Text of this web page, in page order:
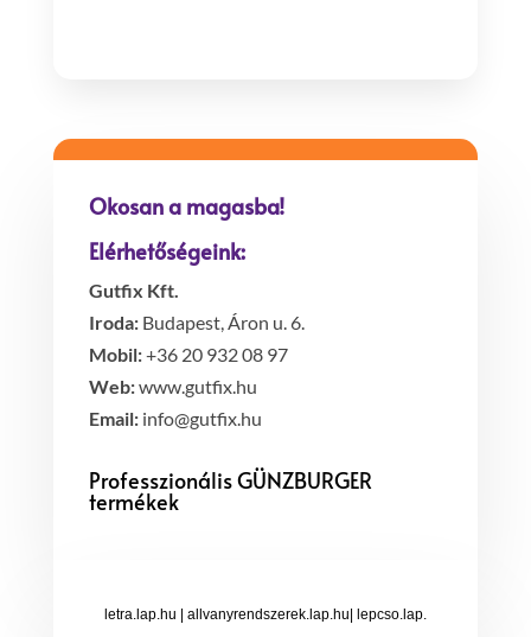
Okosan a magasba!
Elérhetőségeink:
Gutfix Kft.
Iroda:Budapest, Áron u. 6.
Mobil:+36 20 932 08 97
Web:www.gutfix.hu
Email: info@gutfix.hu
Professzionális GÜNZBURGER
termékek
letra.lap.hu | allvanyrendszerek.lap.hu| lepcso.lap.